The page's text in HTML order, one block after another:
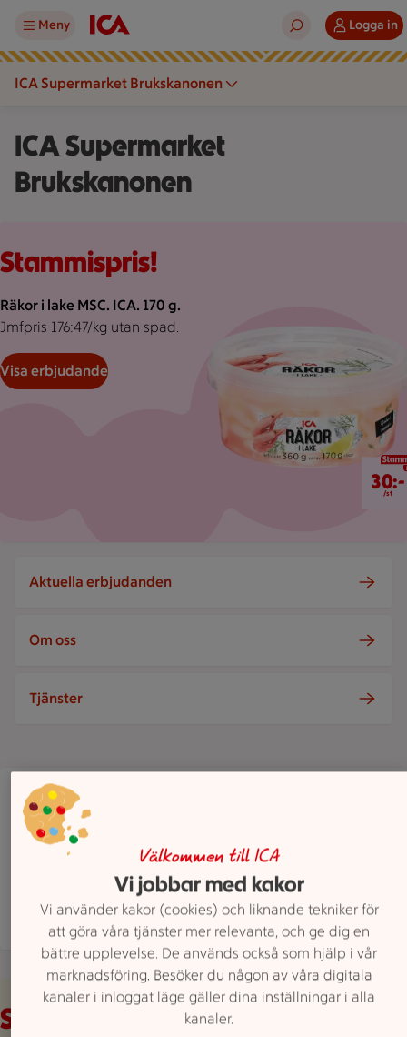
Meny Logga in
ICA Supermarket Brukskanonen
ICA Supermarket
Brukskanonen
Stammispris!
Räkor i lake MSC. ICA. 170 g.
Jmfpris 176:47/kg utan spad.
Visa erbjudande
30 kr/st
30:-
/st
Aktuella erbjudanden
Om oss
Tjänster
Hitta hit 0295 20059 Mejla butiken
Mer butiksinfo
Veckans reklamblad
Se våra aktuella
Välkommen till ICA
Vi jobbar med kakor
Vi använder kakor (cookies) och liknande tekniker för
att göra våra tjänster mer relevanta, och ge dig en
bättre upplevelse. De används också som hjälp i vår
marknadsföring. Besöker du någon av våra digitala
kanaler i inloggat läge gäller dina inställningar i alla
kanaler.